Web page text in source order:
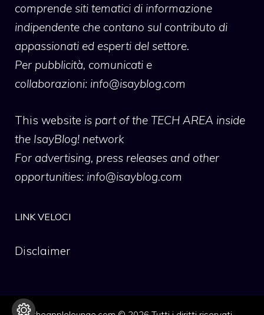
comprende siti tematici di informazione
indipendente che contano sul contributo di
appassionati ed esperti del settore.
Per pubblicità, comunicati e
collaborazioni: info@isayblog.com
This website is part of the TECH AREA inside
the IsayBlog! network
For advertising, press releases and other
opportunities: info@isayblog.com
LINK VELOCI
Disclaimer